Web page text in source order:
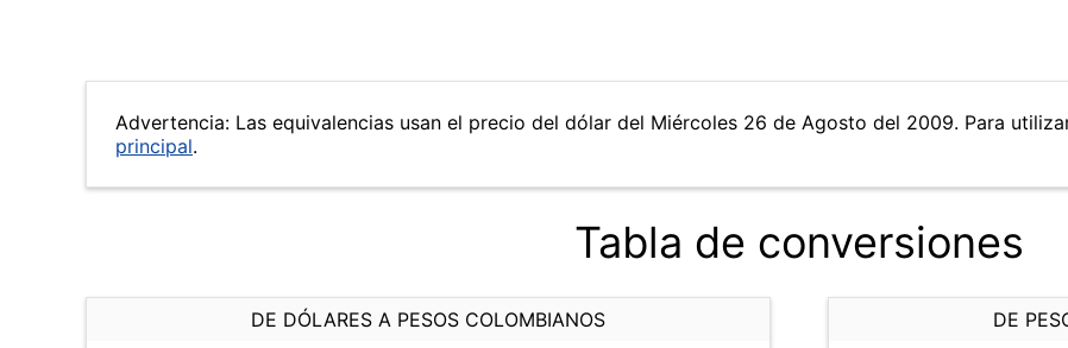
Advertencia: Las equivalencias usan el precio del dólar del Miércoles 26 de Agosto del 2009. Para
principal.
Tabla de conversiones
DE DÓLARES A PESOS COLOMBIANOS DE